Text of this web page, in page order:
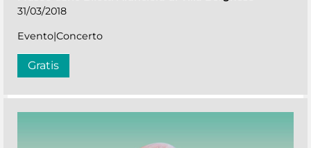
31/03/2018
Evento|Concerto
Gratis